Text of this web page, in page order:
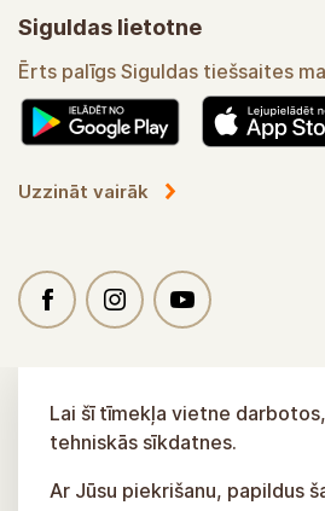
Siguldas lietotne
Ērts palīgs Siguldas tiešsaites
Uzzināt vairāk
Lai šī tīmekļa vietne
tehniskās sīkdatnes.
Ar Jūsu piekrišanu, papildus